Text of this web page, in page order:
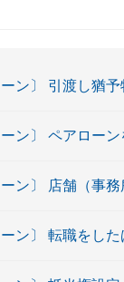
ーン〕 引渡し猶
ーン〕 ペアロー
ーン〕 店舗（事
ーン〕 転職をし